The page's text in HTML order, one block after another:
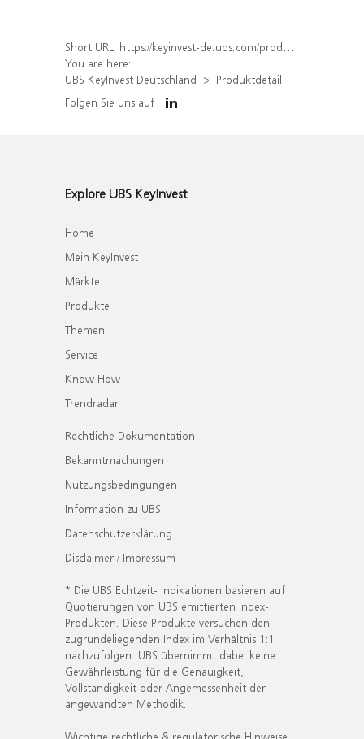
Short URL: https://keyinvest-de.ubs.com/produkt/detail/index/isin/DE000WA661D6
You are here:
UBS KeyInvest Deutschland
Produktdetail
Folgen Sie uns auf
Explore UBS KeyInvest
Home
Mein KeyInvest
Märkte
Produkte
Themen
Service
Know How
Trendradar
Rechtliche Dokumentation
Bekanntmachungen
Nutzungsbedingungen
Information zu UBS
Datenschutzerklärung
Disclaimer / Impressum
* Die UBS Echtzeit- Indikationen basieren auf
Quotierungen von UBS emittierten Index-
Produkten. Diese Produkte versuchen den
zugrundeliegenden Index im Verhältnis 1:1
nachzufolgen. UBS übernimmt dabei keine
Gewährleistung für die Genauigkeit,
Vollständigkeit oder Angemessenheit der
angewandten Methodik.